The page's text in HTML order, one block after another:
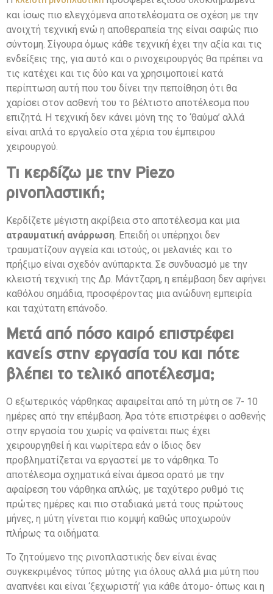
και ίσως πιο ελεγχόμενα αποτελέσματα σε σχέση με την
ανοιχτή τεχνική ενώ η αποθεραπεία της είναι σαφώς πιο
σύντομη. Σίγουρα όμως κάθε τεχνική έχει την αξία και τις
ενδείξεις της, για αυτό και ο ρινοχειρουργός θα πρέπει να
τις κατέχει και τις δύο και να χρησιμοποιεί κατά
περίπτωση αυτή που του δίνει την πεποίθηση ότι θα
χαρίσει στον ασθενή του το βέλτιστο αποτέλεσμα που
επιζητά. Η τεχνική δεν κάνει μόνη της το ‘θαύμα’ αλλά
είναι απλά το εργαλείο στα χέρια του έμπειρου
χειρουργού.
Τι κερδίζω με την Piezo
ρινοπλαστική;
Κερδίζετε μέγιστη ακρίβεια στο αποτέλεσμα και μια
ατραυματική ανάρρωση. Επειδή οι υπέρηχοι δεν
τραυματίζουν αγγεία και ιστούς, οι μελανιές και το
πρήξιμο είναι σχεδόν ανύπαρκτα. Σε συνδυασμό με την
κλειστή τεχνική της Δρ. Μάντζαρη, η επέμβαση δεν αφήνει
καθόλου σημάδια, προσφέροντας μια ανώδυνη εμπειρία
και ταχύτατη επάνοδο.
Μετά από πόσο καιρό επιστρέφει
κανείς στην εργασία του και πότε
βλέπει το τελικό αποτέλεσμα;
Ο εξωτερικός νάρθηκας αφαιρείται από τη μύτη σε 7- 10
ημέρες από την επέμβαση. Άρα τότε επιστρέφει ο ασθενής
στην εργασία του χωρίς να φαίνεται πως έχει
χειρουργηθεί ή και νωρίτερα εάν ο ίδιος δεν
προβληματίζεται να εργαστεί με το νάρθηκα. Το
αποτέλεσμα σχηματικά είναι άμεσα ορατό με την
αφαίρεση του νάρθηκα απλώς, με ταχύτερο ρυθμό τις
πρώτες ημέρες και πιο σταδιακά μετά τους πρώτους
μήνες, η μύτη γίνεται πιο κομψή καθώς υποχωρούν
πλήρως τα οιδήματα.
Το ζητούμενο της ρινοπλαστικής δεν είναι ένας
συγκεκριμένος τύπος μύτης για όλους αλλά μια μύτη που
αναπνέει και είναι ‘ξεχωριστή’ για κάθε άτομο- όπως και η